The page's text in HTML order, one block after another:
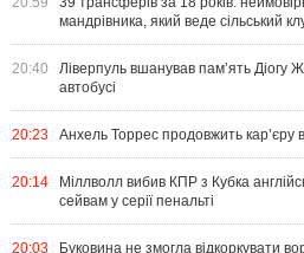
мандрівника, який веде сільський
20:40
Ліверпуль вшанував пам’ять Діогу
автобусі
20:23 Анхель Торрес продовжить кар’єру
20:14
Міллволл вибив КПР з Кубка
сейвам у серії пенальті
20:03 Буковина не змогла відкоркувати